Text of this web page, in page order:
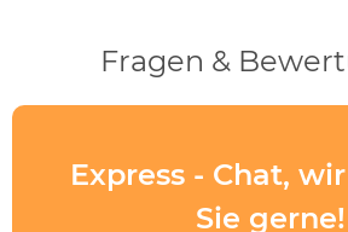
Fragen &
Express - Chat,
Sie gerne!